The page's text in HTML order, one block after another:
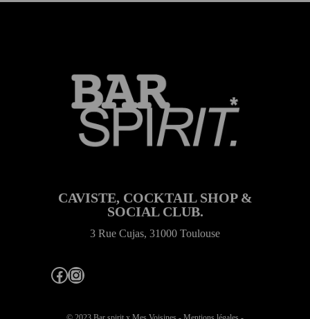
CAVISTE, COCKTAIL SHOP &
SOCIAL CLUB.
3 Rue Cujas, 31000 Toulouse
Facebook
Instagram